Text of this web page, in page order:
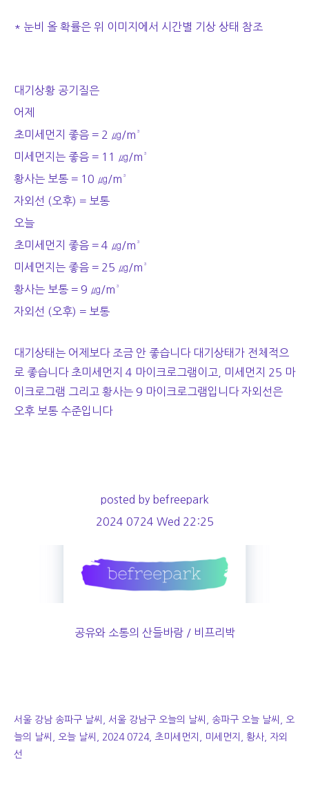
* 눈비 올 확률은 위 이미지에서 시간별 기상 상태 참조
대기상황 공기질은
어제
초미세먼지 좋음 = 2 ㎍/m³
미세먼지는 좋음 = 11 ㎍/m³
황사는 보통 = 10 ㎍/m³
자외선 (오후) = 보통
오늘
초미세먼지 좋음 = 4 ㎍/m³
미세먼지는 좋음 = 25 ㎍/m³
황사는 보통 = 9 ㎍/m³
자외선 (오후) = 보통
대기상태는 어제보다 조금 안 좋습니다 대기상태가 전체적으
로 좋습니다 초미세먼지 4 마이크로그램이고, 미세먼지 25 마
이크로그램 그리고 황사는 9 마이크로그램입니다 자외선은
오후 보통 수준입니다
posted by befreepark
2024 0724 Wed 22:25
공유와 소통의 산들바람 / 비프리박
서울 강남 송파구 날씨, 서울 강남구 오늘의 날씨, 송파구 오늘 날씨, 오
늘의 날씨, 오늘 날씨, 2024 0724, 초미세먼지, 미세먼지, 황사, 자외
선